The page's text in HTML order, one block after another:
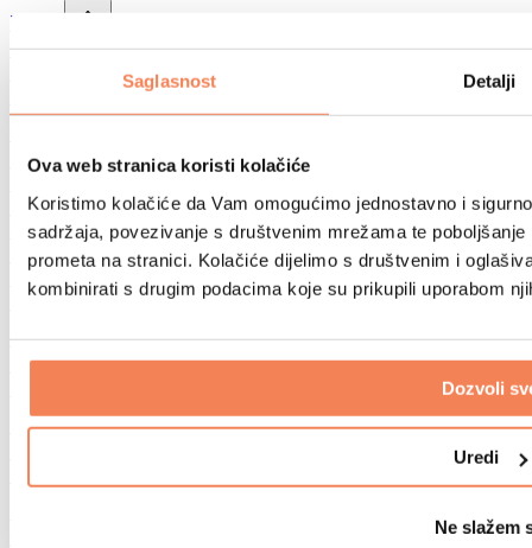
Saglasnost Detalji
Ova web stranica koristi kolačiće
Koristimo kolačiće da Vam omogućimo jednostavno i
sadržaja, povezivanje s društvenim mrežama te
prometa na stranici. Kolačiće dijelimo s društvenim i
kombinirati s drugim podacima koje su prikupili uporabom
Dozvoli
Uredi
Ne slažem
Torbe
Torbe za hranu
Sportske torbe
Trčanje
Biciklizam
Joga i pilates
Kupanje hladnom vodom
Plivanje
Planinarenje
Biohacking
Terapija crvenim svjetlom
Eko kućanstvo